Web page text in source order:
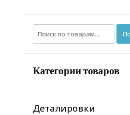
Искать:
Категории товаров
Деталировки